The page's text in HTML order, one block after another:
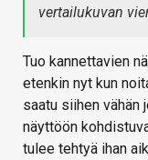
vertailukuvan
Tuo kannettavien
etenkin nyt kun
saatu siihen vähän
näyttöön
tulee tehtyä ihan